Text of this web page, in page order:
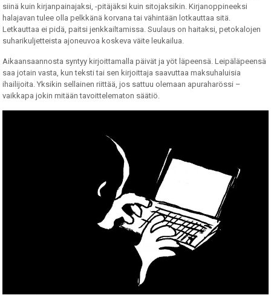
siinä kuin kirjanpainajaksi, -pitäjäksi kuin sitojaksikin. Kirjanoppineeksi
halajavan tulee olla pelkkänä korvana tai vähintään lotkauttaa sitä.
Letkauttaa ei pidä, paitsi jenkkailtamissa. Suulaus on haitaksi, petokalojen
suharikuljetteista ajoneuvoa koskeva väite leukailua.
Aikaansaannosta syntyy kirjoittamalla päivät ja yöt läpeensä. Leipäläpeensä
saa jotain vasta, kun teksti tai sen kirjoittaja saavuttaa maksuhaluisia
ihailijoita. Yksikin sellainen riittää, jos sattuu olemaan apuraharössi –
vaikkapa jokin mitään tavoittelematon säätiö.